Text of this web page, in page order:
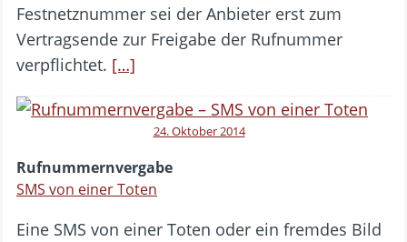
Festnetznummer sei der Anbieter erst zum
Vertragsende zur Freigabe der Rufnummer
verpflichtet. […]
24. Oktober 2014
Rufnummernvergabe
SMS von einer Toten
Eine SMS von einer Toten oder ein fremdes Bild